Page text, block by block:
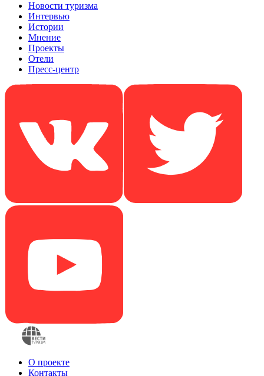
Новости туризма
Интервью
Истории
Мнение
Проекты
Отели
Пресс-центр
О проекте
Контакты